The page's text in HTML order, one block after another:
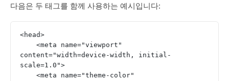
다음은 두 태그를 함께 사용하는 예시입니다:
<head>
content="width=device-width, initial-
scale=1.0">